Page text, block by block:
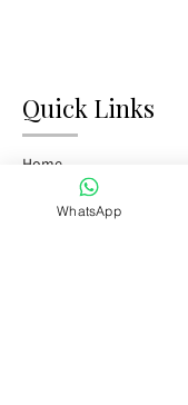
Quick Links
Home
Tasting Bar
WhatsApp